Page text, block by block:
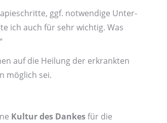
ggf. notwendige Unter­
ich auch für sehr wichtig. Was
auf die Heilung der erkrankten
möglich sei.
Kultur des Dankesfür die